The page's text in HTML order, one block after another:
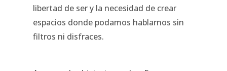
libertad de ser y la necesidad de crear
espacios donde podamos hablarnos sin
filtros ni disfraces.